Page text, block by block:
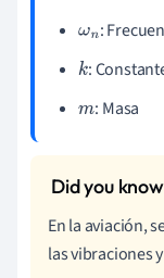
ωn:
k:
m: Masa
En la aviación,
las vibraciones